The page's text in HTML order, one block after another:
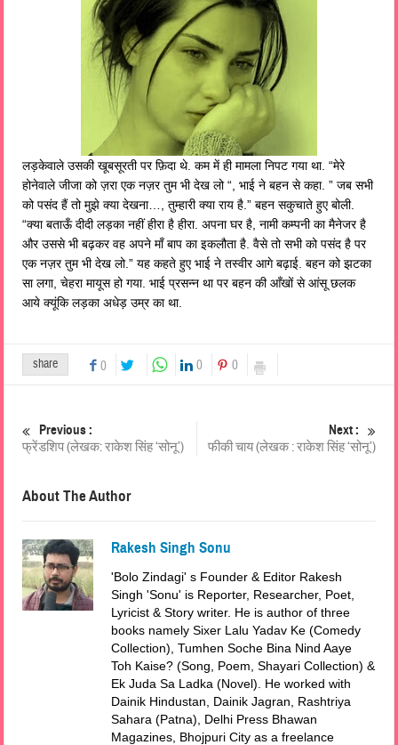
लड़केवाले उसकी खूबसूरती पर फ़िदा थे. कम में ही मामला निपट गया था. “मेरे
होनेवाले जीजा को ज़रा एक नज़र तुम भी देख लो “, भाई ने बहन से कहा. ” जब सभी
को पसंद हैं तो मुझे क्या देखना…, तुम्हारी क्या राय है.” बहन सकुचाते हुए बोली.
“क्या बताऊँ दीदी लड़का नहीं हीरा है हीरा. अपना घर है, नामी कम्पनी का मैनेजर है
और उससे भी बढ़कर वह अपने माँ बाप का इकलौता है. वैसे तो सभी को पसंद है पर
एक नज़र तुम भी देख लो.” यह कहते हुए भाई ने तस्वीर आगे बढ़ाई. बहन को झटका
सा लगा, चेहरा मायूस हो गया. भाई प्रसन्न था पर बहन की आँखों से आंसू छलक
आये क्यूंकि लड़का अधेड़ उम्र का था.
share 0 0 0
Previous :
फ्रेंडशिप (लेखक: राकेश सिंह ‘सोनू’)
Next :
फीकी चाय (लेखक : राकेश सिंह ‘सोनू’)
About The Author
Rakesh Singh Sonu
'Bolo Zindagi' s Founder & Editor Rakesh
Singh 'Sonu' is Reporter, Researcher, Poet,
Lyricist & Story writer. He is author of three
books namely Sixer Lalu Yadav Ke (Comedy
Collection), Tumhen Soche Bina Nind Aaye
Toh Kaise? (Song, Poem, Shayari Collection) &
Ek Juda Sa Ladka (Novel). He worked with
Dainik Hindustan, Dainik Jagran, Rashtriya
Sahara (Patna), Delhi Press Bhawan
Magazines, Bhojpuri City as a freelance